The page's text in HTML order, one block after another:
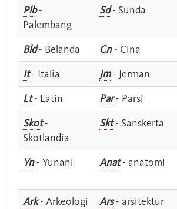
Plb-
Palembang
Sd- Sunda
Bld- Belanda Cn- Cina
It- Italia Jm- Jerman
Lt- Latin Par- Parsi
Skot-
Skotlandia
Skt- Sanskerta
Yn- Yunani Anat- anatomi
Ark- Arkeologi Ars- arsitektur